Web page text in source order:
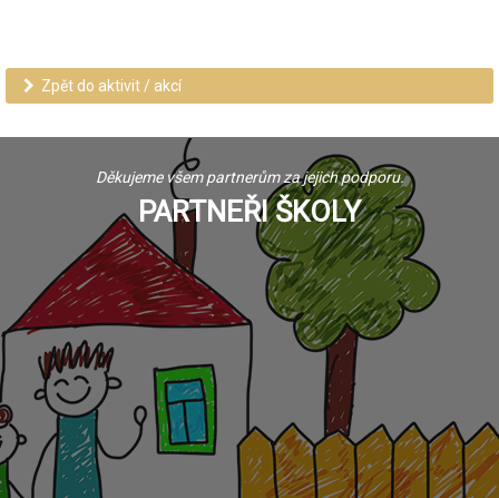
Zpět do aktivit / akcí
Děkujeme všem partnerům za jejich podporu.
PARTNEŘI ŠKOLY